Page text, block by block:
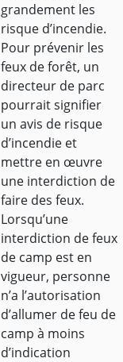
grandement les
risque d’incendie.
Pour prévenir les
feux de forêt, un
directeur de parc
pourrait signifier
un avis de risque
d’incendie et
mettre en œuvre
une interdiction de
faire des feux.
Lorsqu’une
interdiction de feux
de camp est en
vigueur, personne
n’a l’autorisation
d’allumer de feu de
camp à moins
d’indication